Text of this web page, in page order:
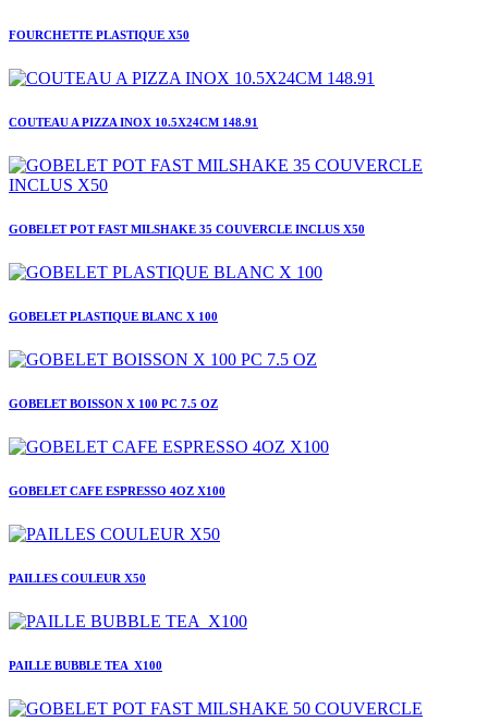
FOURCHETTE PLASTIQUE X50
COUTEAU A PIZZA INOX 10.5X24CM 148.91
GOBELET POT FAST MILSHAKE 35 COUVERCLE INCLUS X50
GOBELET PLASTIQUE BLANC X 100
GOBELET BOISSON X 100 PC 7.5 OZ
GOBELET CAFE ESPRESSO 4OZ X100
PAILLES COULEUR X50
PAILLE BUBBLE TEA X100